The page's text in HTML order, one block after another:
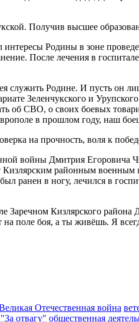
Получив высшее
Родины в зоне
После лечения в
служить Родине. И пусть он
Зеленчукского и
об СВО, о своих боевых
в прошлом году, наш
на прочность, воля к
войны Дмитрия Егоровича
районным военным
ранен в ногу, лечился в
Заречном Кизлярского
поле боя, а ты живёшь. Я
Отечественная война
отвагу" общественная